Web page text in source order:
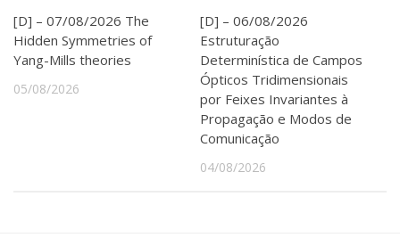
Comunicação
Assessorias e Mídias
Aplicativos e Sites
Jornal da USP
[D] – 07/08/2026 The
Hidden Symmetries of
Yang-Mills theories
05/08/2026
[D] – 06/08/2026
Estruturação
Determinística de Campos
Ópticos Tridimensionais
por Feixes Invariantes à
Propagação e Modos de
Comunicação
04/08/2026